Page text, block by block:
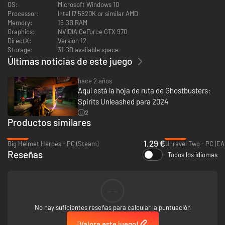
Este es un juego asimétrico de las escondidas. Fiel al estilo de los títulos
anteriores de IllFonic, este título es una configuración 4v1 donde los
jugadores podrán jugar como parte de un equipo de nuevos
Cazafantasmas, asi como también como un fantasma solitario. Este
juego permitirá a los jugadores disfrutar del juego individual o con hasta
cuatro amigos. Tendrá un modos de juego en línea, así como también un
OS:
Microsoft Windows 10
Processor:
Intel I7 5820K or similar AMD
Memory:
16 GB RAM
Graphics:
NVIDIA GeForce GTX 970
DirectX:
Version 12
Storage:
31 GB available space
Últimas noticias de este juego
hace 2 años
Aquí está la hoja de ruta de Ghostbusters:
Spirits Unleashed para 2024
2
Productos similares
Big Helmet Heroes - PC (Steam)
1.29 €Unravel Two - PC
Reseñas Todos los idiomas
No hay suficientes reseñas para calcular la puntuación